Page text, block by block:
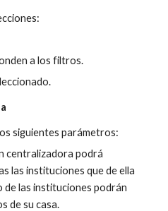
a los filtros.
siguientes parámetros:
centralizadora podrá
las instituciones que de ella
de las instituciones podrán
de su casa.